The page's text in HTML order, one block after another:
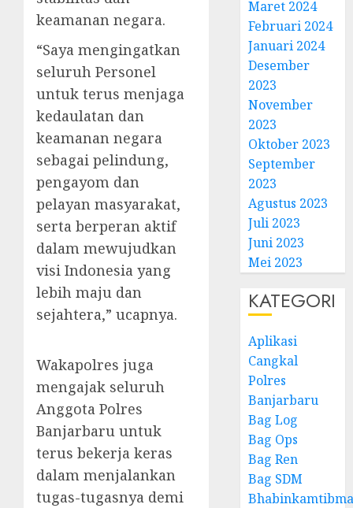
keamanan negara.
“Saya mengingatkan
seluruh Personel
untuk terus menjaga
kedaulatan dan
keamanan negara
sebagai pelindung,
pengayom dan
pelayan masyarakat,
serta berperan aktif
dalam mewujudkan
visi Indonesia yang
lebih maju dan
sejahtera,” ucapnya.
Wakapolres juga
mengajak seluruh
Anggota Polres
Banjarbaru untuk
terus bekerja keras
dalam menjalankan
tugas-tugasnya demi
Maret 2024
Februari 2024
Januari 2024
Desember
2023
November
2023
Oktober 2023
September
2023
Agustus 2023
Juli 2023
Juni 2023
Mei 2023
KATEGORI
Aplikasi
Cangkal
Polres
Banjarbaru
Bag Log
Bag Ops
Bag Ren
Bag SDM